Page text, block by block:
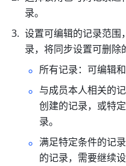
录。
设置可编辑的记录范围
录，将同步设置可删除
所有记录：可编辑
与成员本人相关的
创建的记录，或特
录。
满足特定条件的记
的记录，需要继续